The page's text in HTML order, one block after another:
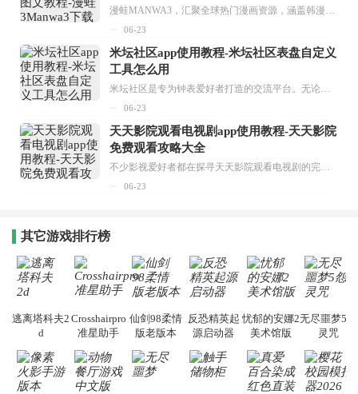
漫蛙MANWA3，汇聚全球热门漫画资源，涵盖韩漫、欧美漫画、国漫等多种类型，题材丰富多样，全方位满足用户阅读喜好。它不仅是阅读平台，更是创作平台，为广大用户打造零门槛创作环境。...
06-23
米坛社区app使用教程-米坛社区表盘自定义
工具怎么用
米坛社区是专为钟表爱好者打造的交流平台。无论你是初涉钟表领域的普通爱好者，还是拥有多年收藏经验的资深玩家，都能在此找到属于自己的天地。 无需注册，就能轻松参与其中。通过专业的讨论论坛与丰富的交互功能，你可与世界各地的钟表爱好者畅快交流。若你钟情于钟表，米坛社区无疑是值得一试的理想之选。在这里，你能获取最新的手表资讯，交流见解，提升鉴赏品味，让每一块手表都成为收藏故事中重要的一部分。感兴趣的朋友，不要错过下载机会。...
06-23
天天影院观看电视剧app使用教程-天天影院
免费观看攻略大全
不少影视爱好者都在探寻天天影院观看电视剧的完整方法，结合最新平台使用规则，本篇新手入门攻略全面讲解观看渠道、检索流程、播放设置以及画面模式调整等实用内容。全文适配手机、电脑等主流设备，步骤简洁易懂，无论是初次使用的新手，还是想要优化观影体验的用户，都能参照内容快速上手，熟练掌握平台各项操作技巧，轻松畅享影视内容。...
06-23
其它游戏排行榜
逃离塔科夫2
d
Crosshairpro
准星助手
仙剑98柔情
版老版本
反恐精英起
源启动器
忧郁的安娜2
美术馆版
无尽噩梦5怨
灵咒